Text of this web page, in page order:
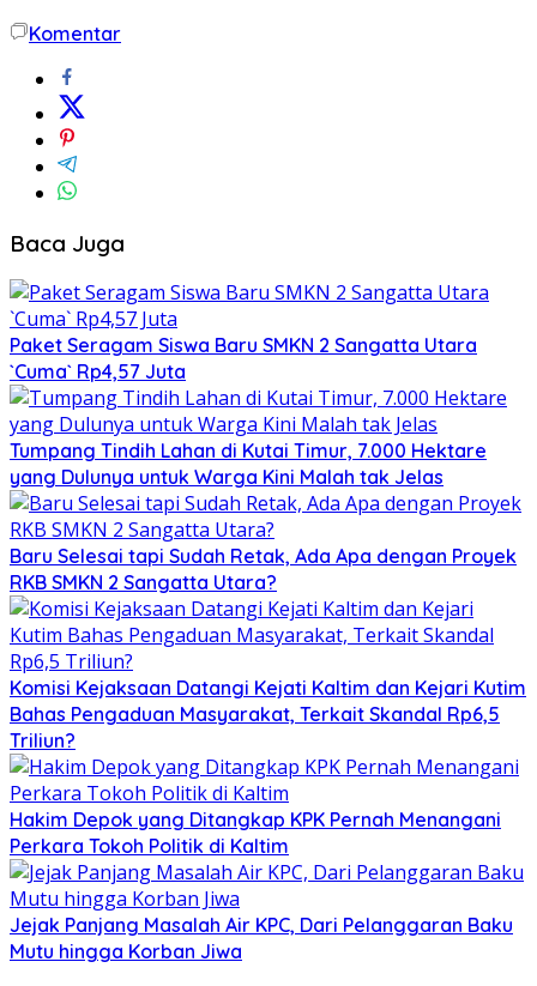
Komentar
Baca Juga
Paket Seragam Siswa Baru SMKN 2 Sangatta Utara
`Cuma` Rp4,57 Juta
Tumpang Tindih Lahan di Kutai Timur, 7.000 Hektare
yang Dulunya untuk Warga Kini Malah tak Jelas
Baru Selesai tapi Sudah Retak, Ada Apa dengan Proyek
RKB SMKN 2 Sangatta Utara?
Komisi Kejaksaan Datangi Kejati Kaltim dan Kejari Kutim
Bahas Pengaduan Masyarakat, Terkait Skandal Rp6,5
Triliun?
Hakim Depok yang Ditangkap KPK Pernah Menangani
Perkara Tokoh Politik di Kaltim
Jejak Panjang Masalah Air KPC, Dari Pelanggaran Baku
Mutu hingga Korban Jiwa